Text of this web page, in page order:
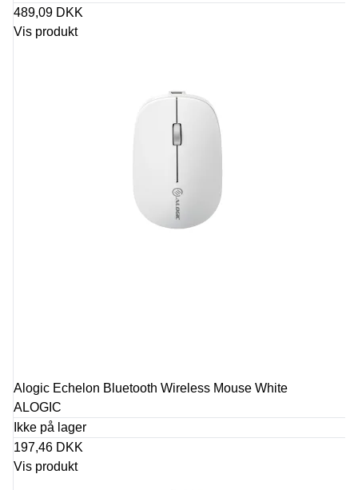
489,09 DKK
Vis produkt
Alogic Echelon Bluetooth Wireless Mouse White
ALOGIC
Ikke på lager
197,46 DKK
Vis produkt